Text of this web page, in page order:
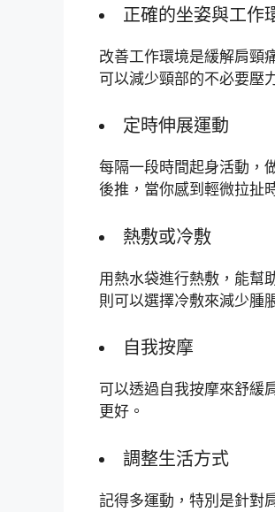
正確的坐姿與工作
改善工作環境是緩解肩頸
可以減少頸部的不必要壓
定時伸展運動
每隔一段時間起身活動，
後推，當你感到輕微拉扯
熱敷或冷敷
用熱水袋進行熱敷，能幫
則可以選擇冷敷來減少腫
自我按摩
可以透過自我按摩來舒緩
更好。
調整生活方式
記得多運動，特別是針對